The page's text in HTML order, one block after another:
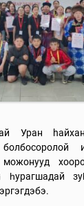
Уран
можонууд
һурагшадай